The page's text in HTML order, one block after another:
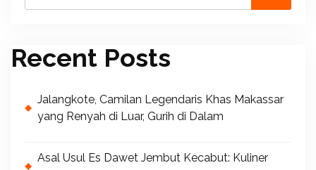
Recent Posts
Jalangkote, Camilan Legendaris Khas Makassar
yang Renyah di Luar, Gurih di Dalam
Asal Usul Es Dawet Jembut Kecabut: Kuliner